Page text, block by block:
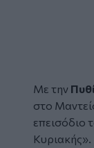
Με την
στο
επεισόδιο
Κυριακής»